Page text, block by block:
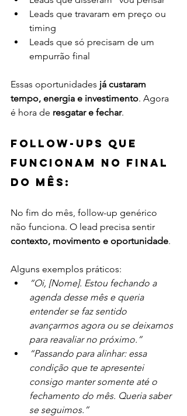
Leads que travaram em preço ou
timing
Leads que só precisam de um
empurrão final
Essas oportunidades já custaram
tempo, energia e investimento. Agora
é hora de resgatar e fechar.
Follow-ups que
funcionam no final
do mês:
No fim do mês, follow-up genérico
não funciona. O lead precisa sentir
contexto, movimento e oportunidade.
Alguns exemplos práticos:
“Oi, [Nome]. Estou fechando a
agenda desse mês e queria
entender se faz sentido
avançarmos agora ou se deixamos
para reavaliar no próximo.”
“Passando para alinhar: essa
condição que te apresentei
consigo manter somente até o
fechamento do mês. Queria saber
se seguimos.”